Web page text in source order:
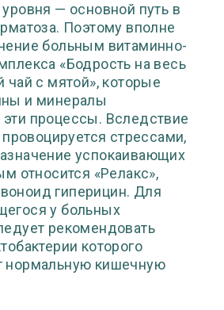
— основной путь в
Поэтому вполне
больным витаминно-
«Бодрость на весь
чай с мятой», которые
и минералы
процессы. Вследствие
провоцируется стрессами,
успокаивающих
относится «Релакс»,
гиперицин. Для
у больных
рекомендовать
которого
нормальную кишечную